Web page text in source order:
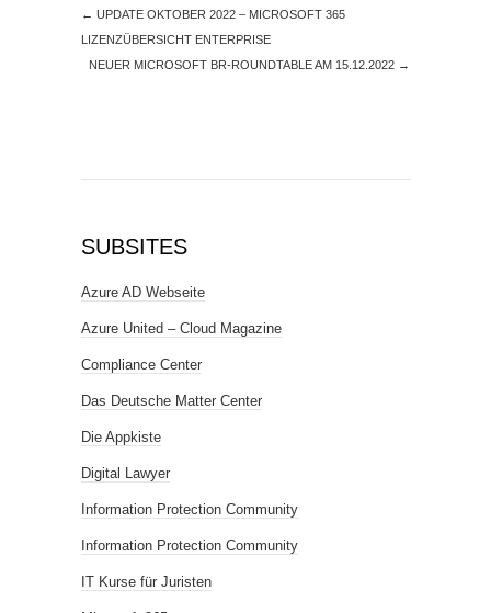
← UPDATE OKTOBER 2022 – MICROSOFT 365
LIZENZÜBERSICHT ENTERPRISE
NEUER MICROSOFT BR-ROUNDTABLE AM 15.12.2022 →
SUBSITES
Azure AD Webseite
Azure United – Cloud Magazine
Compliance Center
Das Deutsche Matter Center
Die Appkiste
Digital Lawyer
Information Protection Community
Information Protection Community
IT Kurse für Juristen